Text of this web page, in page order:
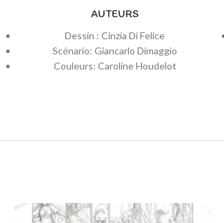
AUTEURS
Dessin : Cinzia Di Felice
Scénario: Giancarlo Dimaggio
Couleurs: Caroline Houdelot